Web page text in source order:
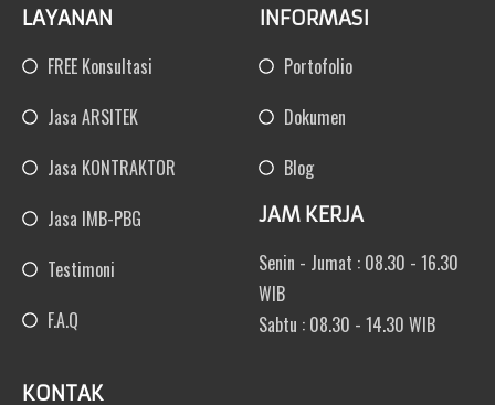
LAYANAN
FREE Konsultasi
Jasa ARSITEK
Jasa KONTRAKTOR
Jasa IMB-PBG
Testimoni
F.A.Q
INFORMASI
Portofolio
Dokumen
Blog
JAM KERJA
Senin - Jumat : 08.30 - 16.30
WIB
Sabtu : 08.30 - 14.30 WIB
KONTAK